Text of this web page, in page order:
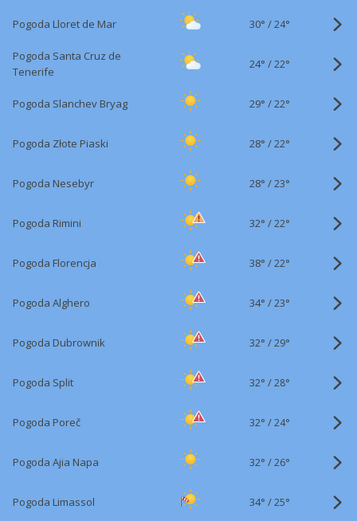
Pogoda Lloret de Mar 30° /24°
Pogoda Santa Cruz de
Tenerife
24° /22°
Pogoda Slanchev Bryag 29° /22°
Pogoda Złote Piaski 28° /22°
Pogoda Nesebyr 28° /23°
Pogoda Rimini 32° /22°
Pogoda Florencja 38° /22°
Pogoda Alghero 34° /23°
Pogoda Dubrownik 32° /29°
Pogoda Split 32° /28°
Pogoda Poreč 32° /24°
Pogoda Ajia Napa 32° /26°
Pogoda Limassol 34° /25°